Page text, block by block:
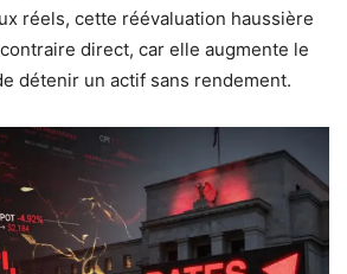
réels, cette réévaluation haussière
direct, car elle augmente le
détenir un actif sans rendement.